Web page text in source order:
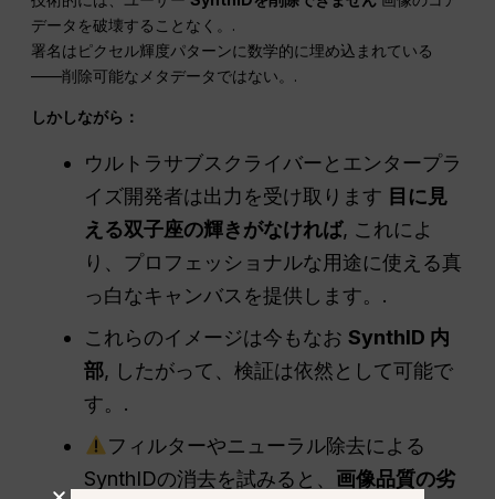
データを破壊することなく。.
署名はピクセル輝度パターンに数学的に埋め込まれている
——削除可能なメタデータではない。.
しかしながら：
ウルトラサブスクライバーとエンタープラ
イズ開発者は出力を受け取ります 目に見
える双子座の輝きがなければ, これによ
り、プロフェッショナルな用途に使える真
っ白なキャンバスを提供します。.
これらのイメージは今もなおSynthID 内
部, したがって、検証は依然として可能で
す。.
フィルターやニューラル除去による
SynthIDの消去を試みると、 画像品質の劣